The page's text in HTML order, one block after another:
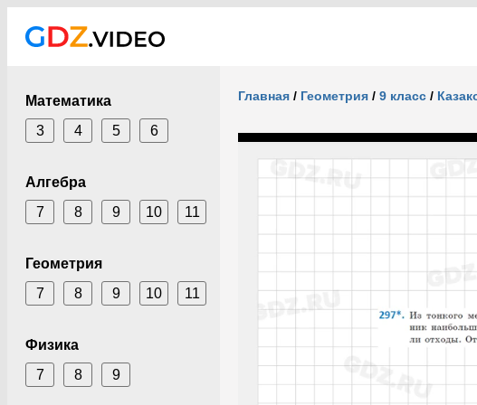
Математика
3
4 5 6
Алгебра
7
8 9 10 11
Геометрия
7
8 9 10 11
Физика
7
8 9
Главная / Геометрия / 9 класс /